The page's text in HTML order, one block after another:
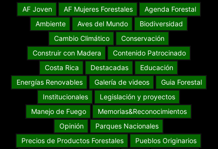
AF Joven AF Mujeres Forestales
Agenda Forestal
Ambiente
Aves del Mundo
Biodiversidad
Cambio Climático
Conservación
Construir con Madera
Contenido Patrocinado
Costa Rica
Destacadas
Educación
Energías Renovables
Galería de videos
Guia Forestal
Institucionales
Legislación y proyectos
Manejo de Fuego
Memorias&Reconocimientos
Opinión
Parques Nacionales
Precios de Productos Forestales
Pueblos Originarios